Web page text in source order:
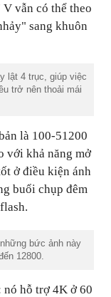
vẫn có thể theo
sang khuôn
lật 4 trục, giúp việc
trở nên thoải mái
là 100-51200
với khả năng mở
ở điều kiện ánh
buổi chụp đêm
bức ảnh này
12800.
nó hỗ trợ 4K ở 60